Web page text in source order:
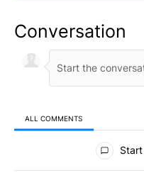
Conversation
ALL COMMENTS
All Comments